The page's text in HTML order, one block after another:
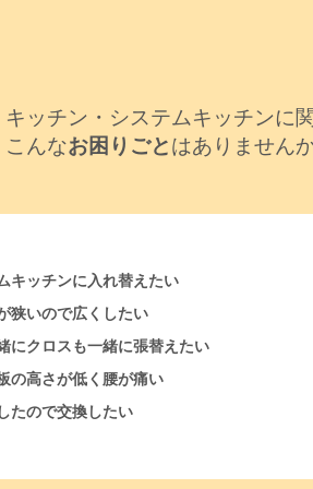
キッチン・システムキッチンに
こんなお困りごとはありません
キッチンに入れ替えたい
狭いので広くしたい
にクロスも一緒に張替えたい
の高さが低く腰が痛い
たので交換したい